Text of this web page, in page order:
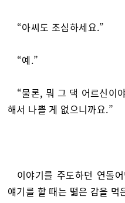
“아씨도 조심하세요.”
“예.”
“물론, 뭐 그 댁 어르신이
해서 나쁠 게 없으니까요.”
이야기를 주도하던 연돌
얘기를 할 때는 떫은 감을